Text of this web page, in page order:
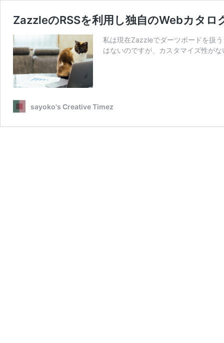
ZazzleのRSSを利用し独自のWebカタロ
私は現在Zazzleでダーツボードを扱
はないのですが、カスタマイズ性が
sayoko's Creative Timez